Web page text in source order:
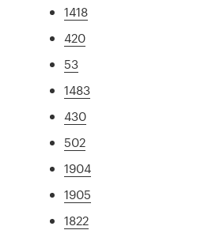
1418
420
53
1483
430
502
1904
1905
1822